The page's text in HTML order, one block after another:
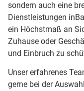
sondern auch eine
Dienstleistungen
ein Höchstmaß an
Zuhause oder
und Einbruch zu
Unser erfahrenes
gerne bei der